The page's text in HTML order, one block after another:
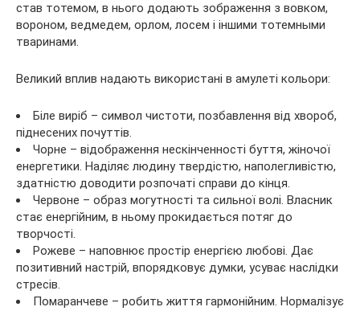
став тотемом, в нього додають зображення з вовком,
вороном, ведмедем, орлом, лосем і іншими тотемными
тваринами.
Великий вплив надають використані в амулеті кольори:
Біле виріб – символ чистоти, позбавлення від хвороб,
піднесених почуттів.
Чорне – відображення нескінченності буття, жіночої
енергетики. Наділяє людину твердістю, наполегливістю,
здатністю доводити розпочаті справи до кінця.
Червоне – образ могутності та сильної волі. Власник
стає енергійним, в ньому прокидається потяг до
творчості.
Рожеве – наповнює простір енергією любові. Дає
позитивний настрій, впорядковує думки, усуває наслідки
стресів.
Помаранчеве – робить життя гармонійним. Нормалізує